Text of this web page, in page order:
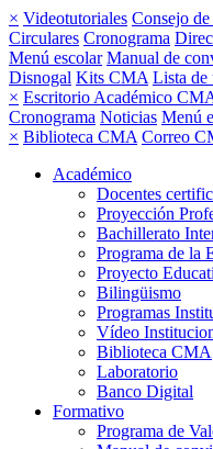
× Videotutoriales Consejo de
Circulares Cronograma
Menú escolar Manual de
Disnogal Kits CMA Lista de
× Escritorio Académico
Cronograma Noticias Menú
× Biblioteca CMA Correo
Académico
Docentes
Proyección
Bachillerato
Programa de la
Proyecto
Bilingüismo
Programas
Vídeo
Biblioteca CMA
Laboratorio
Banco Digital
Formativo
Programa de